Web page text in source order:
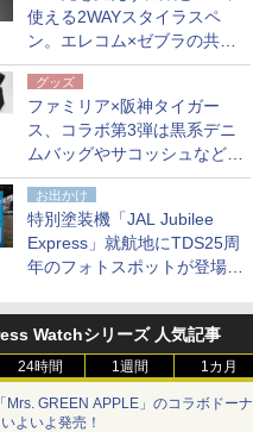
使える2WAYスタイラスペ
ン。エレコム×ゼブラの共同
開発
グッズ
ファミリア×阪神タイガー
ス、コラボ第3弾は黒系デニ
ムバッグやサコッシュなど6
点。8月21日オンラインスト
アで発売
お出かけ
特別塗装機「JAL Jubilee
Express」就航地にTDS25周
年のフォトスポットが登場。
Watchシリーズ 人気記事
24時間 1週間 1カ月
Mrs. GREEN APPLE」のコラボドーナ
よいよ発売！